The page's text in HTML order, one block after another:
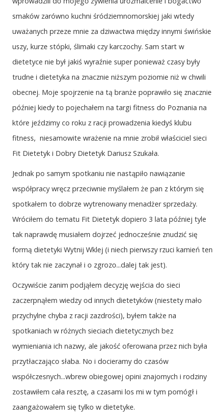
smaków zarówno kuchni śródziemnomorskiej jaki wtedy
uważanych przeze mnie za dziwactwa między innymi świńskie
uszy, kurze stópki, ślimaki czy karczochy. Sam start w
dietetyce nie był jakiś wyraźnie super ponieważ czasy były
trudne i dietetyka na znacznie niższym poziomie niż w chwili
obecnej. Moje spojrzenie na tą branże poprawiło się znacznie
później kiedy to pojechałem na targi fitness do Poznania na
które jeździmy co roku z racji prowadzenia kiedyś klubu
fitness, niesamowite wrażenie na mnie zrobił właściciel sieci
Fit Dietetyk i Dobry Dietetyk Dariusz Szukała.
Jednak po samym spotkaniu nie nastąpiło nawiązanie
współpracy wręcz przeciwnie myślałem że pan z którym się
spotkałem to dobrze wytrenowany menadżer sprzedaży.
Wróciłem do tematu Fit Dietetyk dopiero 3 lata później tyle
tak naprawdę musiałem dojrzeć jednocześnie znudzić się
formą dietetyki Wytnij Wklej (i niech pierwszy rzuci kamień ten
który tak nie zaczynał i o zgrozo...dalej tak jest).
Oczywiście zanim podjąłem decyzję wejścia do sieci
zaczerpnąłem wiedzy od innych dietetyków (niestety mało
przychylne chyba z racji zazdrości), byłem także na
spotkaniach w różnych sieciach dietetycznych bez
wymieniania ich nazwy, ale jakość oferowana przez nich była
przytłaczająco słaba. No i docieramy do czasów
współczesnych...wbrew obiegowej opini znajomych i rodziny
zostawiłem cała resztę, a czasami los mi w tym pomógł i
zaangażowałem się tylko w dietetyke.